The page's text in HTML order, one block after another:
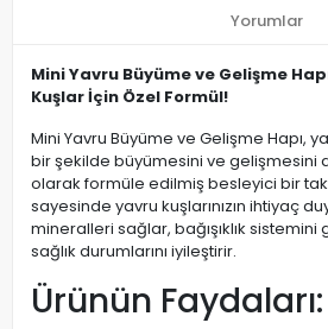
Yorumlar
Mini Yavru Büyüme ve Gelişme
Kuşlar İçin Özel Formül!
Mini Yavru Büyüme ve Gelişme Hapı,
bir şekilde büyümesini ve gelişmesini
olarak formüle edilmiş besleyici bir
sayesinde yavru kuşlarınızın ihtiyaç
mineralleri sağlar, bağışıklık
sağlık durumlarını iyileştirir.
Ürünün Faydaları: